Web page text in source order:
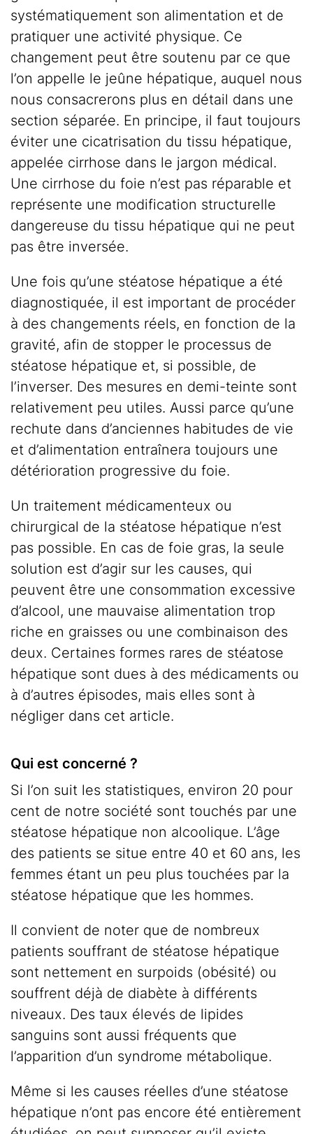
systématiquement son alimentation et de
pratiquer une activité physique. Ce
changement peut être soutenu par ce que
l’on appelle le jeûne hépatique, auquel nous
nous consacrerons plus en détail dans une
section séparée. En principe, il faut toujours
éviter une cicatrisation du tissu hépatique,
appelée cirrhose dans le jargon médical.
Une cirrhose du foie n’est pas réparable et
représente une modification structurelle
dangereuse du tissu hépatique qui ne peut
pas être inversée.
Une fois qu’une stéatose hépatique a été
diagnostiquée, il est important de procéder
à des changements réels, en fonction de la
gravité, afin de stopper le processus de
stéatose hépatique et, si possible, de
l’inverser. Des mesures en demi-teinte sont
relativement peu utiles. Aussi parce qu’une
rechute dans d’anciennes habitudes de vie
et d’alimentation entraînera toujours une
détérioration progressive du foie.
Un traitement médicamenteux ou
chirurgical de la stéatose hépatique n’est
pas possible. En cas de foie gras, la seule
solution est d’agir sur les causes, qui
peuvent être une consommation excessive
d’alcool, une mauvaise alimentation trop
riche en graisses ou une combinaison des
deux. Certaines formes rares de stéatose
hépatique sont dues à des médicaments ou
à d’autres épisodes, mais elles sont à
négliger dans cet article.
Qui est concerné ?
Si l’on suit les statistiques, environ 20 pour
cent de notre société sont touchés par une
stéatose hépatique non alcoolique. L’âge
des patients se situe entre 40 et 60 ans, les
femmes étant un peu plus touchées par la
stéatose hépatique que les hommes.
Il convient de noter que de nombreux
patients souffrant de stéatose hépatique
sont nettement en surpoids (obésité) ou
souffrent déjà de diabète à différents
niveaux. Des taux élevés de lipides
sanguins sont aussi fréquents que
l’apparition d’un syndrome métabolique.
Même si les causes réelles d’une stéatose
hépatique n’ont pas encore été entièrement